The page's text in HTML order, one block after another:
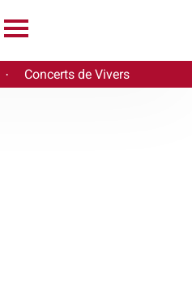
· Concerts de Vivers